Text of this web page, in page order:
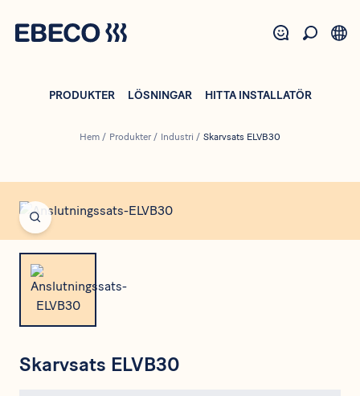
huvudinnehåll
PRODUKTER LÖSNINGAR HITTA INSTALLATÖR
Hem / Produkter / Industri / Skarvsats ELVB30
Open fullscreen
Skarvsats ELVB30